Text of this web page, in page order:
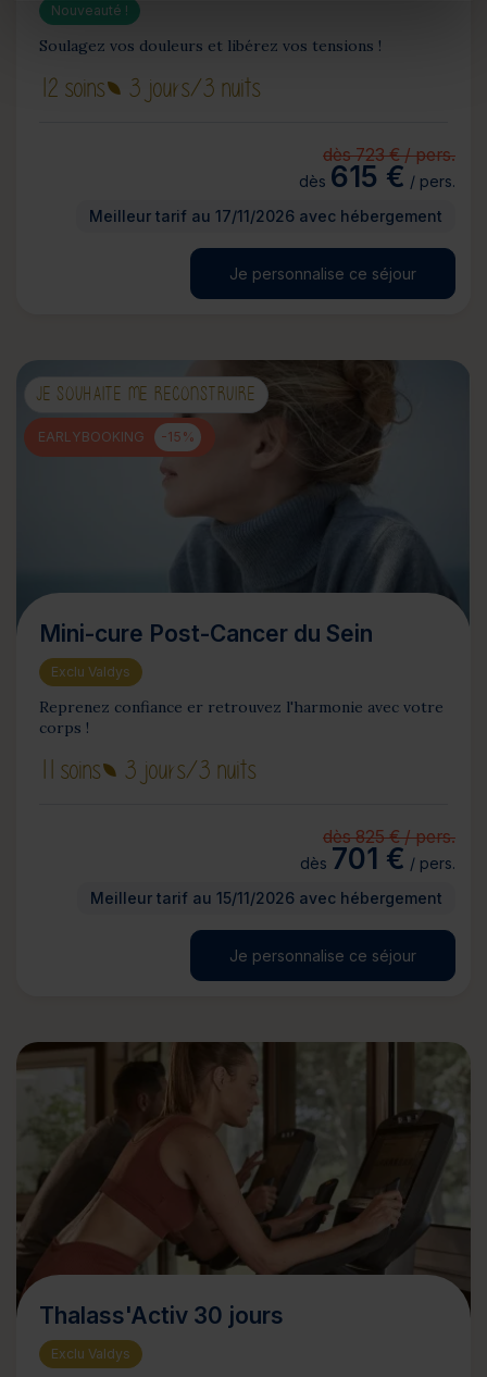
Nouveauté !
Soulagez vos douleurs et libérez vos tensions !
12 soins 3 jours/3 nuits
dès 723 € / pers.
dès 615 € / pers.
Meilleur tarif au 17/11/2026 avec hébergement
Je personnalise ce séjour
JE SOUHAITE ME RECONSTRUIRE
EARLYBOOKING -15%
Mini-cure Post-Cancer du Sein
Exclu Valdys
Reprenez confiance er retrouvez l'harmonie avec votre
corps !
11 soins 3 jours/3 nuits
dès 825 € / pers.
dès 701 € / pers.
Meilleur tarif au 15/11/2026 avec hébergement
Je personnalise ce séjour
Thalass'Activ 30 jours
Exclu Valdys